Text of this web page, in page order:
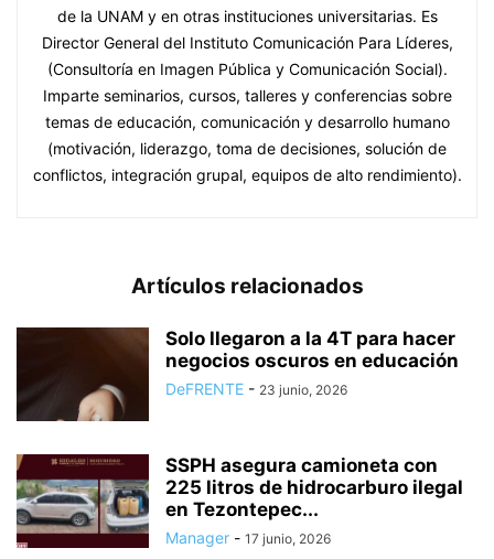
de la UNAM y en otras instituciones universitarias. Es
Director General del Instituto Comunicación Para Líderes,
(Consultoría en Imagen Pública y Comunicación Social).
Imparte seminarios, cursos, talleres y conferencias sobre
temas de educación, comunicación y desarrollo humano
(motivación, liderazgo, toma de decisiones, solución de
conflictos, integración grupal, equipos de alto rendimiento).
Artículos relacionados
Solo llegaron a la 4T para hacer
negocios oscuros en educación
DeFRENTE - 23 junio, 2026
SSPH asegura camioneta con
225 litros de hidrocarburo ilegal
en Tezontepec...
Manager - 17 junio, 2026